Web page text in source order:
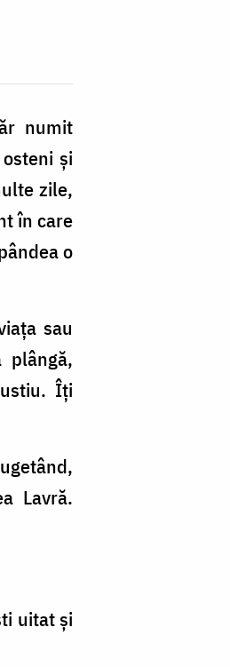
numit
şi
zile,
în care
o
sau
Îţi
Lavră.
uitat şi